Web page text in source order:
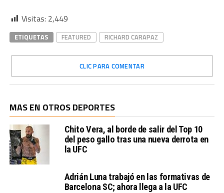
Visitas: 2,449
ETIQUETAS FEATURED RICHARD CARAPAZ
CLIC PARA COMENTAR
MAS EN OTROS DEPORTES
Chito Vera, al borde de salir del Top 10
del peso gallo tras una nueva derrota en
la UFC
Adrián Luna trabajó en las formativas de
Barcelona SC; ahora llega a la UFC